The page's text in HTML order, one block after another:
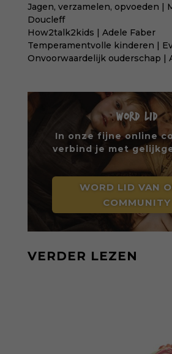
Jagen, verzamelen, opvoeden |
Doucleff
How2talk2kids | Adele Faber
Temperamentvolle kinderen |
Onvoorwaardelijk ouderschap |
WORD LID
In onze fijne online
verbind je met
WORD LID VAN
COMMUNITY
VERDER LEZEN